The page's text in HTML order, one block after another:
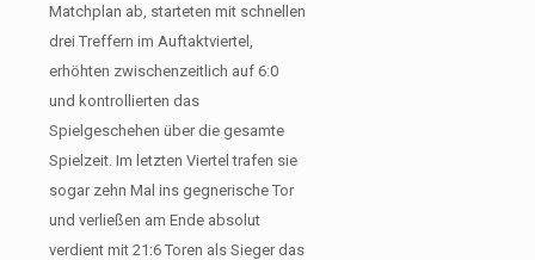
Matchplan ab, starteten mit schnellen
drei Treffern im Auftaktviertel,
erhöhten zwischenzeitlich auf 6:0
und kontrollierten das
Spielgeschehen über die gesamte
Spielzeit. Im letzten Viertel trafen sie
sogar zehn Mal ins gegnerische Tor
und verließen am Ende absolut
verdient mit 21:6 Toren als Sieger das